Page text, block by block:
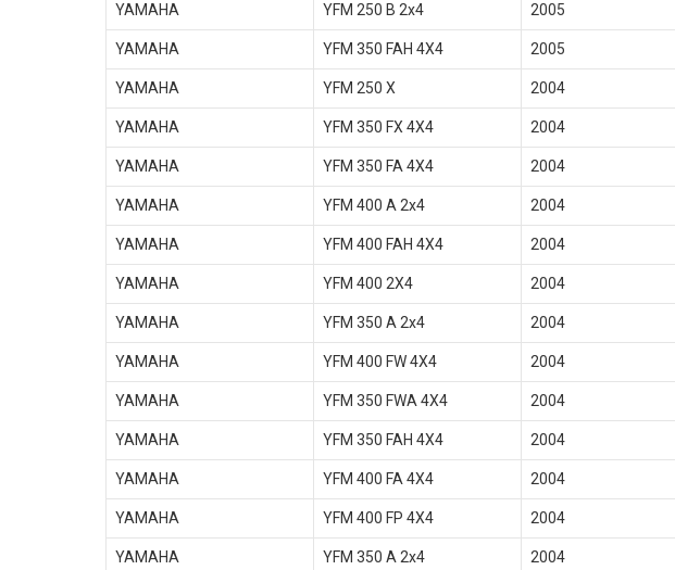
YAMAHA YFM 250 B 2x4 2005
YAMAHA YFM 350 FAH 4X4 2005
YAMAHA YFM 250 X 2004
YAMAHA YFM 350 FX 4X4 2004
YAMAHA YFM 350 FA 4X4 2004
YAMAHA YFM 400 A 2x4 2004
YAMAHA YFM 400 FAH 4X4 2004
YAMAHA YFM 400 2X4 2004
YAMAHA YFM 350 A 2x4 2004
YAMAHA YFM 400 FW 4X4 2004
YAMAHA YFM 350 FWA 4X4 2004
YAMAHA YFM 350 FAH 4X4 2004
YAMAHA YFM 400 FA 4X4 2004
YAMAHA YFM 400 FP 4X4 2004
YAMAHA YFM 350 A 2x4 2004